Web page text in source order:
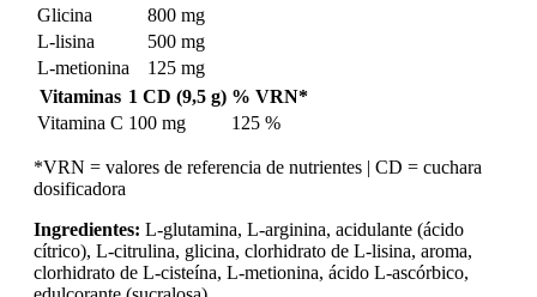
Glicina
800 mg
L-lisina
500 mg
L-metionina
125 mg
Vitaminas 1 CD (9,5 g) % VRN*
Vitamina C 100 mg 125 %
*VRN = valores de referencia de nutrientes | CD = cuchara
dosificadora
Ingredientes: L-glutamina, L-arginina, acidulante (ácido
cítrico), L-citrulina, glicina, clorhidrato de L-lisina, aroma,
clorhidrato de L-cisteína, L-metionina, ácido L-ascórbico,